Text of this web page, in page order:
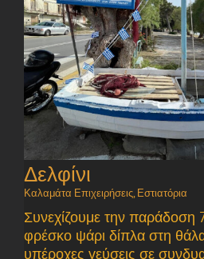
Δελφίνι
Καλαμάτα Επιχειρήσεις, Εστιατόρια
Συνεχίζουμε την παράδοση
φρέσκο ψάρι δίπλα στη
υπέροχες γεύσεις σε